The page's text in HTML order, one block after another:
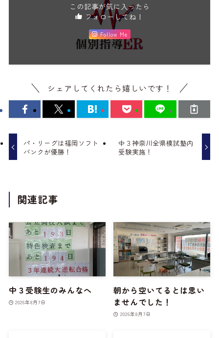
この記事が気に入ったら
フォローしてね！
Follow Me
シェアしてくれたら嬉しいです！
パ・リーグは福岡ソフト
バンクが優勝！
中３神奈川全県模試塾内
受験実施！
関連記事
中３受験生のみんなへ
2026年8月7日
朝から空いてるとは思い
ませんでした！
2026年8月7日